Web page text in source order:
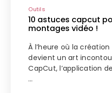
Outils
10 astuces capcut
montages vidéo !
À l’heure où la
devient un art
CapCut, l’application
…